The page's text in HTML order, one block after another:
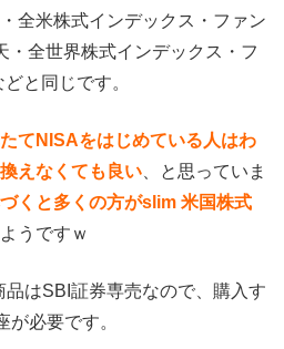
全米株式インデックス・ファン
・全世界株式インデックス・フ
と同じです。
てNISAをはじめている人はわ
えなくても良い、と思っていま
くと多くの方がslim 米国株式
ようですｗ
はSBI証券専売なので、購入す
が必要です。